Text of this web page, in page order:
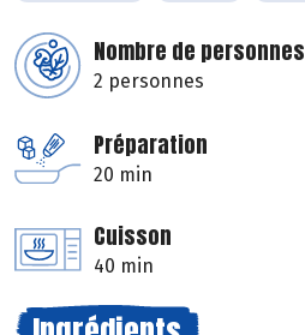
Nombre de personnes
2 personnes
Préparation
20 min
Cuisson
40 min